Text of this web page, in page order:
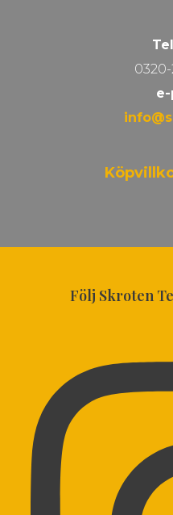
Följ Skroten